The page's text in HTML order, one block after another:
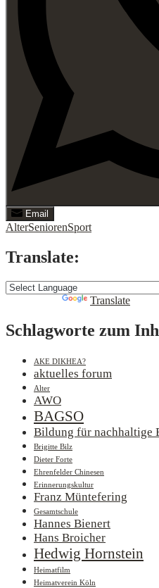
Email
AlterSeniorenSport
Translate:
Translate
Schlagworte zum
AKE DIKHEA?
aktuelles forum
Alter
AWO
BAGSO
Bildung für nachhaltige
Brigitte Bilz
Dieter Forte
Ehrenfelder Chinesen
Erinnerungskultur
Franz Müntefering
Gesamtschule
Hannes Bienert
Hans Broicher
Hedwig Hornstein
Heimatfilm
Heimatverein Köln